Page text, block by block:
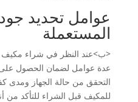
عوامل تحديد
المستعملة
<ب>عند النظر في شراء مكيف
عدة عوامل لضمان الحصول على
التحقق من حالة الجهاز ومدى
للمكيف قبل الشراء للتأكد من